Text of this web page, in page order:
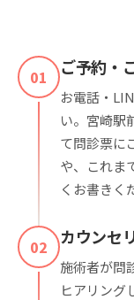
01 ご予約・
お電話・
い。宮崎駅
て問診票に
や、これま
くお書きく
02 カウンセ
施術者が問
ヒアリング